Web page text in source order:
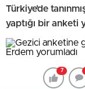
Türkiye’de
yaptığı bir anketi
7